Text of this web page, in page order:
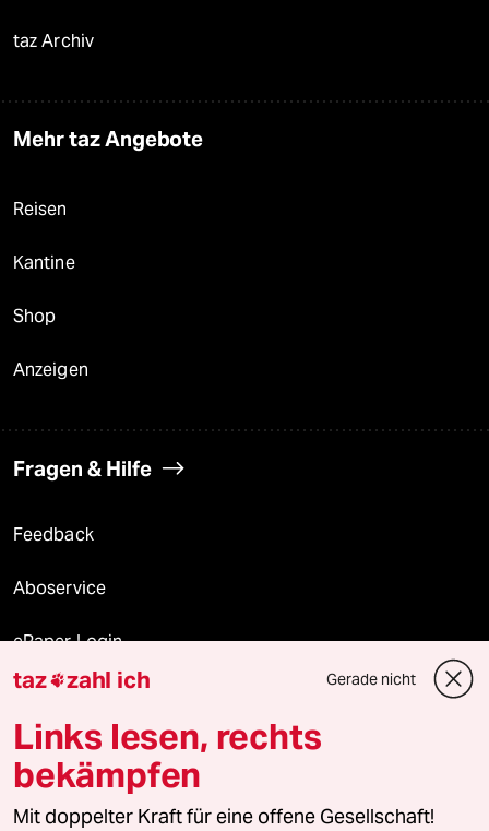
taz Archiv
Mehr taz Angebote
Reisen
Kantine
Shop
Anzeigen
Fragen & Hilfe
Feedback
Aboservice
ePaper Login
Downloads für Abonnierende
© 2026 taz Verlags und Vertriebs GmbH
Alle Rechte vorbehalten. Bei rechtlichen Fragen oder für Genehmigungen
taz zahl ich Gerade nicht
Links lesen, rechts
bekämpfen
Mit doppelter Kraft für eine offene Gesellschaft!